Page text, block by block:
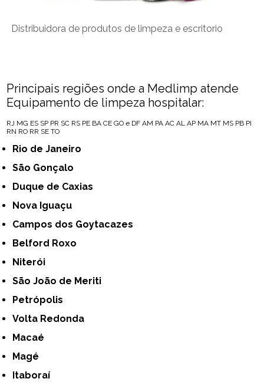
Distribuidora de produtos de limpeza e escritorio
Principais regiões onde a Medlimp atende
Equipamento de limpeza hospitalar:
RJ MG ES SP PR SC RS PE BA CE GO e DF AM PA AC AL AP MA MT MS PB PI
RN RO RR SE TO
Rio de Janeiro
São Gonçalo
Duque de Caxias
Nova Iguaçu
Campos dos Goytacazes
Belford Roxo
Niterói
São João de Meriti
Petrópolis
Volta Redonda
Macaé
Magé
Itaboraí